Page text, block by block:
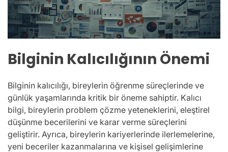
Bilginin Kalıcılığının Önemi
Bilginin kalıcılığı, bireylerin öğrenme süreçlerinde ve
günlük yaşamlarında kritik bir öneme sahiptir. Kalıcı
bilgi, bireylerin problem çözme yeteneklerini, eleştirel
düşünme becerilerini ve karar verme süreçlerini
geliştirir. Ayrıca, bireylerin kariyerlerinde ilerlemelerine,
yeni beceriler kazanmalarına ve kişisel gelişimlerine